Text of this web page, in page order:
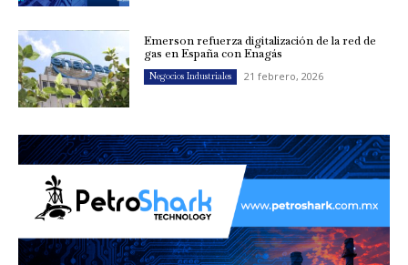
Emerson refuerza digitalización de la red de
gas en España con Enagás
Negocios Industriales 21 febrero, 2026